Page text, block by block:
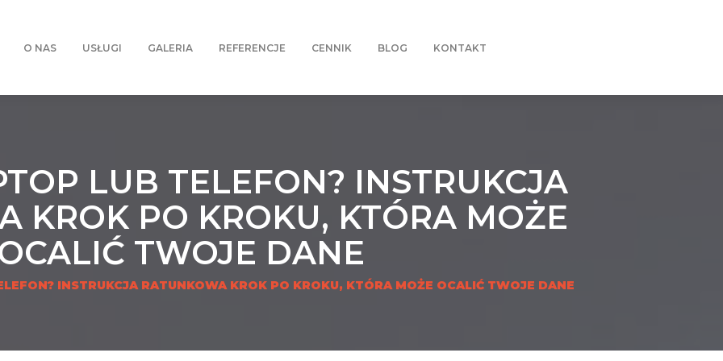
O NAS USŁUGI GALERIA REFERENCJE CENNIK BLOG KONTAKT
LUB TELEFON? INSTRUKCJA
KROK PO KROKU, KTÓRA MOŻE
TWOJE DANE
INSTRUKCJA RATUNKOWA KROK PO KROKU, KTÓRA MOŻE OCALIĆ TWOJE DANE